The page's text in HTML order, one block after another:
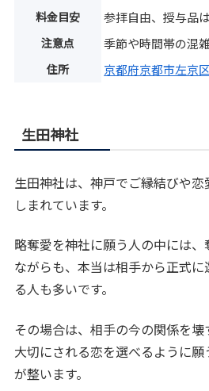
料金目安 参拝自由、授与品
注意点 季節や時間帯の混
住所 京都府京都市左京
生田神社
生田神社は、神戸でご縁結びや
しまれています。
略奪愛を神社に願う人の中には
ながらも、本当は相手から正式
る人も多いです。
その場合は、相手の今の関係を
大切にされる恋を選べるように
が整います。